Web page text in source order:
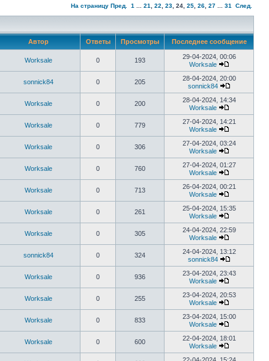
На страницу Пред. 1 21 22 23 24 25 26 27 31 След.
Автор Ответы Просмотры Последнее сообщение
Worksale 0 193
29-04-2024, 00:06
Worksale
sonnick84 0 205
28-04-2024, 20:00
sonnick84
Worksale 0 200
28-04-2024, 14:34
Worksale
Worksale 0 779
27-04-2024, 14:21
Worksale
Worksale 0 306
27-04-2024, 03:24
Worksale
Worksale 0 760
27-04-2024, 01:27
Worksale
Worksale 0 713
26-04-2024, 00:21
Worksale
Worksale 0 261
25-04-2024, 15:35
Worksale
Worksale 0 305
24-04-2024, 22:59
Worksale
sonnick84 0 324
24-04-2024, 13:12
sonnick84
Worksale 0 936
23-04-2024, 23:43
Worksale
Worksale 0 255
23-04-2024, 20:53
Worksale
Worksale 0 833
23-04-2024, 15:00
Worksale
Worksale 0 600
22-04-2024, 18:01
Worksale